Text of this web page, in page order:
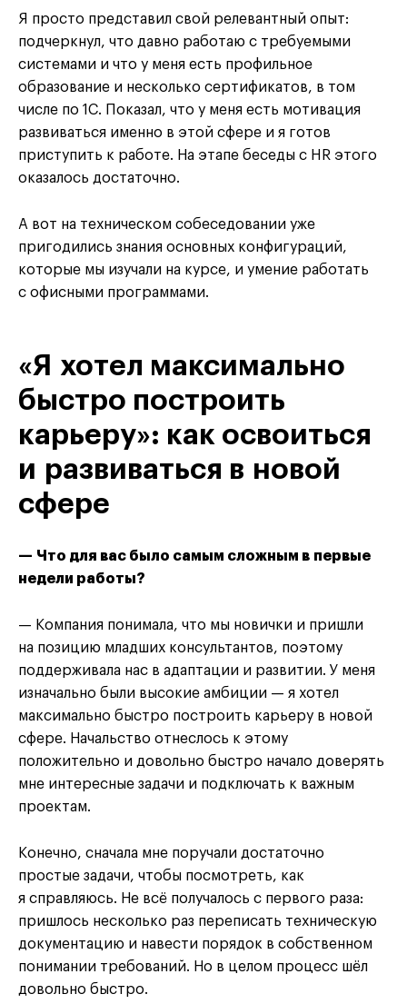
Я просто представил свой релевантный опыт:
подчеркнул, что давно работаю с требуемыми
системами и что у меня есть профильное
образование и несколько сертификатов, в том
числе по 1С. Показал, что у меня есть мотивация
развиваться именно в этой сфере и я готов
приступить к работе. На этапе беседы с HR этого
оказалось достаточно.
А вот на техническом собеседовании уже
пригодились знания основных конфигураций,
которые мы изучали на курсе, и умение работать
с офисными программами.
«Я хотел максимально
быстро построить
карьеру»: как освоиться
и развиваться в новой
сфере
— Что для вас было самым сложным в первые
недели работы?
— Компания понимала, что мы новички и пришли
на позицию младших консультантов, поэтому
поддерживала нас в адаптации и развитии. У меня
изначально были высокие амбиции — я хотел
максимально быстро построить карьеру в новой
сфере. Начальство отнеслось к этому
положительно и довольно быстро начало доверять
мне интересные задачи и подключать к важным
проектам.
Конечно, сначала мне поручали достаточно
простые задачи, чтобы посмотреть, как
я справляюсь. Не всё получалось с первого раза:
пришлось несколько раз переписать техническую
документацию и навести порядок в собственном
понимании требований. Но в целом процесс шёл
довольно быстро.